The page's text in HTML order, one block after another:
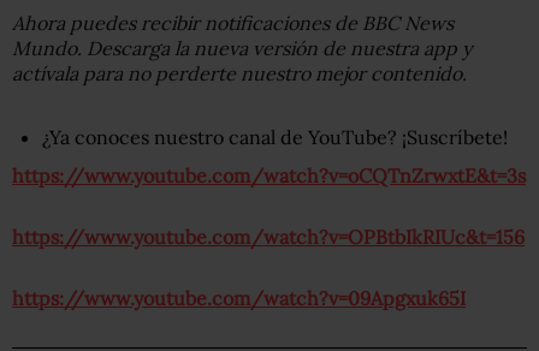
Ahora puedes recibir notificaciones de BBC News
Mundo. Descarga la nueva versión de nuestra app y
actívala para no perderte nuestro mejor contenido.
¿Ya conoces nuestro canal de YouTube? ¡Suscríbete!
https://www.youtube.com/watch?v=oCQTnZrwxtE&t=3s
https://www.youtube.com/watch?v=OPBtbIkRIUc&t=156
https://www.youtube.com/watch?v=09Apgxuk65I